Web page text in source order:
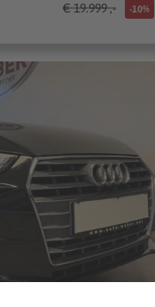
€ 19.999 ,- -10%